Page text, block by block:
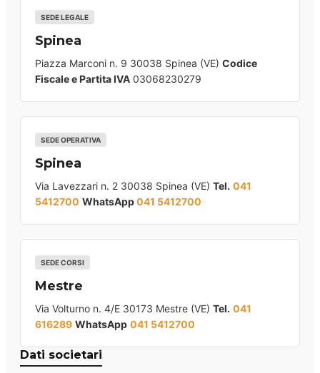
SEDE LEGALE
Spinea
Piazza Marconi n. 9 30038 Spinea (VE) Codice
Fiscale e Partita IVA 03068230279
SEDE OPERATIVA
Spinea
Via Lavezzari n. 2 30038 Spinea (VE) Tel. 041
5412700 WhatsApp041 5412700
SEDE CORSI
Mestre
Via Volturno n. 4/E 30173 Mestre (VE) Tel. 041
616289 WhatsApp 041 5412700
Dati societari